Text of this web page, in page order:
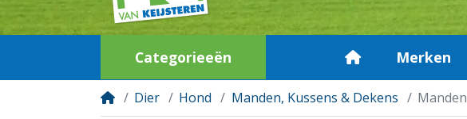
Categorieeën Merken
Dier Hond Manden, Kussens & Dekens Manden